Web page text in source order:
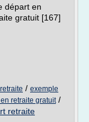
départ en
gratuit [167]
/ exemple
retraite gratuit/
retraite